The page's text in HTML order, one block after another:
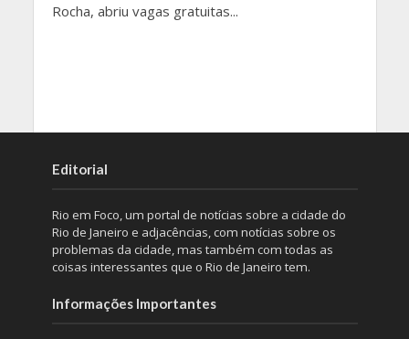
Rocha, abriu vagas gratuitas...
Editorial
Rio em Foco, um portal de notícias sobre a cidade do
Rio de Janeiro e adjacências, com notícias sobre os
problemas da cidade, mas também com todas as
coisas interessantes que o Rio de Janeiro tem.
Informações Importantes